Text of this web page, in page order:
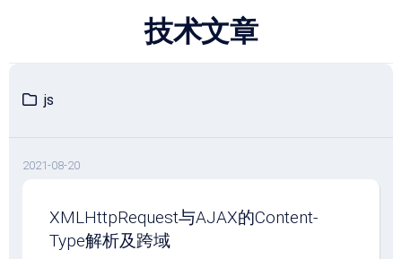
技术文章
js
2021-08-20
XMLHttpRequest与AJAX的Content-
Type解析及跨域